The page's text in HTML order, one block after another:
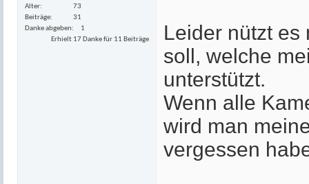
Alter
73
Beiträge
31
Danke abgeben
1
Erhielt 17 Danke für 11 Beiträge
Leider nützt es
soll, welche
unterstützt.
Wenn alle
wird man
vergessen